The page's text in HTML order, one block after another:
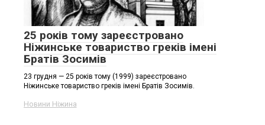
25 років тому зареєстровано
Ніжинське товариство греків імені
Братів Зосимів
23 грудня — 25 років тому (1999) зареєстровано
Ніжинське товариство греків імені Братів Зосимів.
Новини Ніжина